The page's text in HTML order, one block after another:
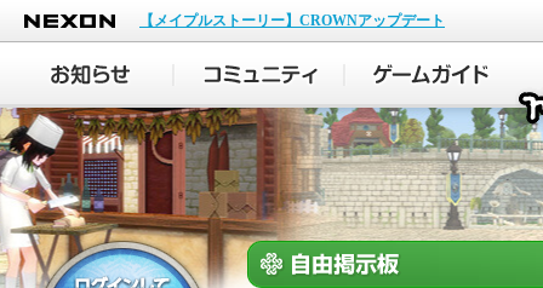
NEXON
【メイプルストーリー】CROWNアップデート